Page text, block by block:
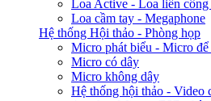
Loa Active - Loa liền công
Loa cầm tay - Megaphone
Hệ thống Hội thảo - Phòng họp
Micro phát biểu - Micro để
Micro có dây
Micro không dây
Hệ thống hội thảo - Video